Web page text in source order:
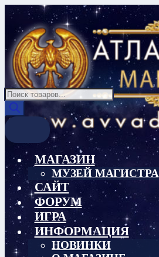
Перейти
навигации
Перейти
содержимому
Поиск
товаров
МАГАЗИН
МУЗЕЙ МАГИСТРА
САЙТ
ФОРУМ
ИГРА
ИНФОРМАЦИЯ
НОВИНКИ